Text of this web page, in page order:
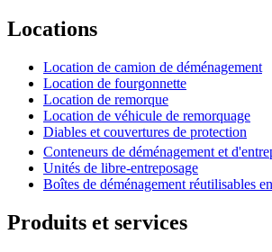
Locations
Location de camion de déménagement
Location de fourgonnette
Location de remorque
Location de véhicule de remorquage
Diables et couvertures de protection
Conteneurs de déménagement et
Unités de libre-entreposage
Boîtes de déménagement réutilisables
Produits et services